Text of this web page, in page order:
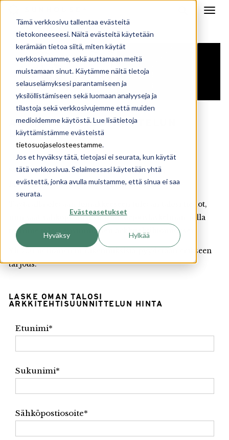
Tämä verkkosivu tallentaa evästeitä
tietokoneeseesi. Näitä evästeitä käytetään
kerämään tietoa siitä, miten käytät
verkkosivuamme, sekä auttamaan meitä
muistamaan sinut. Käytämme näitä tietoja
selauselämyksesi parantamiseen ja
yksilöllistämiseen sekä luomaan analyyseja ja
tilastoja sekä verkkosivujemme että muiden
medioidemme käytöstä. Lue lisätietoja
käyttämistämme evästeistä
tietosuojaselosteestamme.
Jos et hyväksy tätä, tietojasi ei seurata, kun käytät
tätä verkkosivua. Selaimessasi käytetään yhtä
evästettä, jonka avulla muistamme, että sinua ei saa
seurata.
Evästeasetukset
Hyväksy Hylkää
ARKKITEHTISUUNNITTELUN
LASKURI
Sunhousen arkkitehtisuunnittelun hinnan
laskeminen on helpompaa kuin koskaan.
Täytä alla olevaan lomakkeeseen tulevan talosi tiedot,
aat sähköpostiisi sitovan tarjouslaskelman, jolla
teemme talosi ensimmäisen arkkitehtiluonnoksen.
Yli 250 neliömetrin rakennuksista pyydetään erikseen
tarjous.
LASKE OMAN TALOSI
ARKKITEHTISUUNNITTELUN HINTA
Etunimi*
Sukunimi*
Sähköpostiosoite*